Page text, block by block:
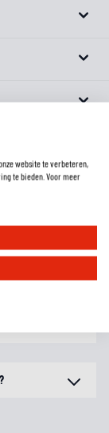
mouw dragen?
website te verbeteren,
te bieden. Voor meer